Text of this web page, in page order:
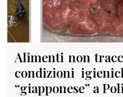
Alimenti non
condizioni
“giapponese” a